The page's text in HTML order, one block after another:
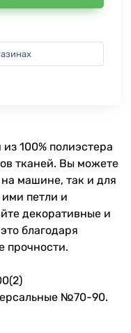
100% полиэстера
тканей. Вы можете
машине, так и для
петли и
декоративные и
благодаря
прочности.
№70-90.